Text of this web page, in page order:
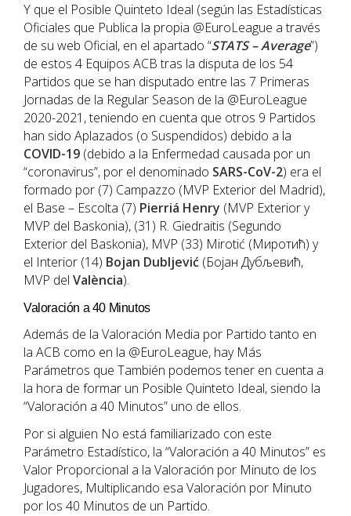
Y que el Posible Quinteto Ideal (según las Estadísticas
Oficiales que Publica la propia @EuroLeague a través
de su web Oficial, en el apartado “STATS – Average”)
de estos 4 Equipos ACB tras la disputa de los 54
Partidos que se han disputado entre las 7 Primeras
Jornadas de la Regular Season de la @EuroLeague
2020-2021, teniendo en cuenta que otros 9 Partidos
han sido Aplazados (o Suspendidos) debido a la
COVID-19 (debido a la Enfermedad causada por un
“coronavirus”, por el denominado SARS-CoV-2) era el
formado por (7) Campazzo (MVP Exterior del Madrid),
el Base – Escolta (7) Pierriá Henry (MVP Exterior y
MVP del Baskonia), (31) R. Giedraitis (Segundo
Exterior del Baskonia), MVP (33) Mirotić (Миротић) y
el Interior (14) Bojan Dubljević (Бојан Дубљевић,
MVP del València).
Valoración a 40 Minutos
Además de la Valoración Media por Partido tanto en
la ACB como en la @EuroLeague, hay Más
Parámetros que También podemos tener en cuenta a
la hora de formar un Posible Quinteto Ideal, siendo la
“Valoración a 40 Minutos” uno de ellos.
Por si alguien No está familiarizado con este
Parámetro Estadístico, la “Valoración a 40 Minutos” es
Valor Proporcional a la Valoración por Minuto de los
Jugadores, Multiplicando esa Valoración por Minuto
por los 40 Minutos de un Partido.